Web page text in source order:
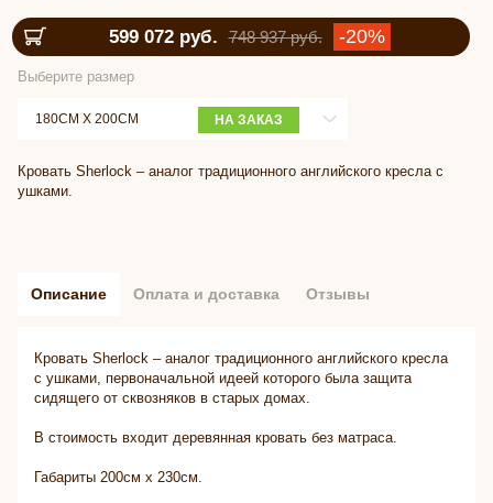
599 072 руб. 748 937 руб. -20%
Выберите размер
НА ЗАКАЗ
180СМ X 200СМ
Кровать Sherlock – аналог традиционного английского кресла с
ушками.
Описание Оплата и доставка Отзывы
Кровать Sherlock – аналог традиционного английского кресла
с ушками, первоначальной идеей которого была защита
сидящего от сквозняков в старых домах.
В стоимость входит деревянная кровать без матраса.
Габариты 200см x 230см.